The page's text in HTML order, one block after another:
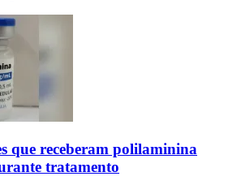
que receberam polilaminina
tratamento